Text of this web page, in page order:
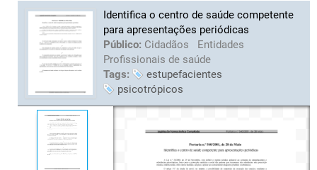
Identifica o centro de saúde competente
para apresentações periódicas
Público: Cidadãos
Entidades
Profissionais de saúde
Tags:
estupefacientes
psicotrópicos